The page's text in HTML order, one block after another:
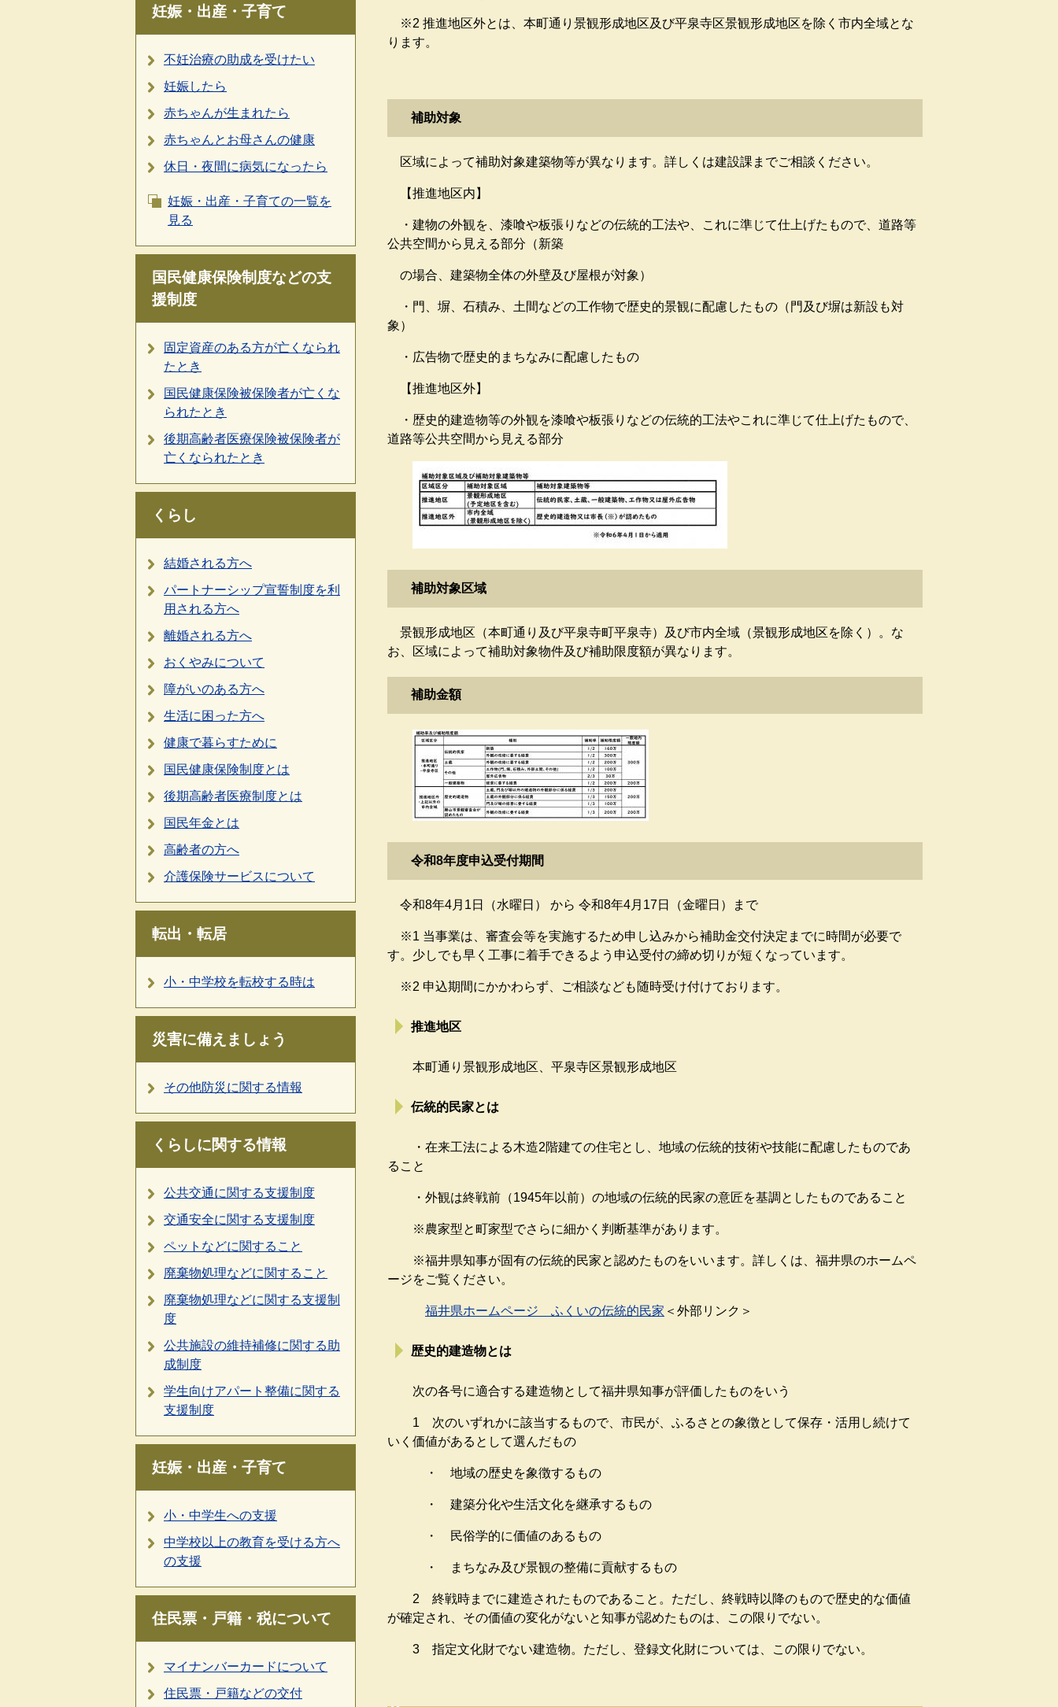
妊娠・出産・子育て
不妊治療の助成を受けたい
妊娠したら
赤ちゃんが生まれたら
赤ちゃんとお母さんの健康
休日・夜間に病気になったら
妊娠・出産・子育ての一覧を
見る
国民健康保険制度などの支
援制度
固定資産のある方が亡くなられ
たとき
国民健康保険被保険者が亡くな
られたとき
後期高齢者医療保険被保険者が
亡くなられたとき
くらし
結婚される方へ
パートナーシップ宣誓制度を利
用される方へ
離婚される方へ
おくやみについて
障がいのある方へ
生活に困った方へ
健康で暮らすために
国民健康保険制度とは
後期高齢者医療制度とは
国民年金とは
高齢者の方へ
介護保険サービスについて
転出・転居
小・中学校を転校する時は
災害に備えましょう
その他防災に関する情報
くらしに関する情報
公共交通に関する支援制度
交通安全に関する支援制度
ペットなどに関すること
廃棄物処理などに関すること
廃棄物処理などに関する支援制
度
公共施設の維持補修に関する助
成制度
学生向けアパート整備に関する
支援制度
妊娠・出産・子育て
小・中学生への支援
中学校以上の教育を受ける方へ
の支援
住民票・戸籍・税について
マイナンバーカードについて
住民票・戸籍などの交付
※2 推進地区外とは、本町通り景観形成地区及び平泉寺区景観形成地区を除く市内全域とな
ります。
補助対象
区域によって補助対象建築物等が異なります。詳しくは建設課までご相談ください。
【推進地区内】
・建物の外観を、漆喰や板張りなどの伝統的工法や、これに準じて仕上げたもので、道路等
公共空間から見える部分（新築
の場合、建築物全体の外壁及び屋根が対象）
・門、塀、石積み、土間などの工作物で歴史的景観に配慮したもの（門及び塀は新設も対
象）
・広告物で歴史的まちなみに配慮したもの
【推進地区外】
・歴史的建造物等の外観を漆喰や板張りなどの伝統的工法やこれに準じて仕上げたもので、
道路等公共空間から見える部分
補助対象区域
景観形成地区（本町通り及び平泉寺町平泉寺）及び市内全域（景観形成地区を除く）。な
お、区域によって補助対象物件及び補助限度額が異なります。
補助金額
令和8年度申込受付期間
令和8年4月1日（水曜日） から 令和8年4月17日（金曜日）まで
※1 当事業は、審査会等を実施するため申し込みから補助金交付決定までに時間が必要で
す。少しでも早く工事に着手できるよう申込受付の締め切りが短くなっています。
※2 申込期間にかかわらず、ご相談なども随時受け付けております。
推進地区
本町通り景観形成地区、平泉寺区景観形成地区
伝統的民家とは
・在来工法による木造2階建ての住宅とし、地域の伝統的技術や技能に配慮したものであ
ること
・外観は終戦前（1945年以前）の地域の伝統的民家の意匠を基調としたものであること
※農家型と町家型でさらに細かく判断基準があります。
※福井県知事が固有の伝統的民家と認めたものをいいます。詳しくは、福井県のホームペ
ージをご覧ください。
福井県ホームページ ふくいの伝統的民家 ＜外部リンク＞
歴史的建造物とは
次の各号に適合する建造物として福井県知事が評価したものをいう
1 次のいずれかに該当するもので、市民が、ふるさとの象徴として保存・活用し続けて
いく価値があるとして選んだもの
・ 地域の歴史を象徴するもの
・ 建築分化や生活文化を継承するもの
・ 民俗学的に価値のあるもの
・ まちなみ及び景観の整備に貢献するもの
2 終戦時までに建造されたものであること。ただし、終戦時以降のもので歴史的な価値
が確定され、その価値の変化がないと知事が認めたものは、この限りでない。
3 指定文化財でない建造物。ただし、登録文化財については、この限りでない。